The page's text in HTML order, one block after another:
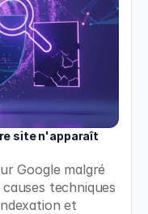
site n'apparaît
Google malgré
techniques
et